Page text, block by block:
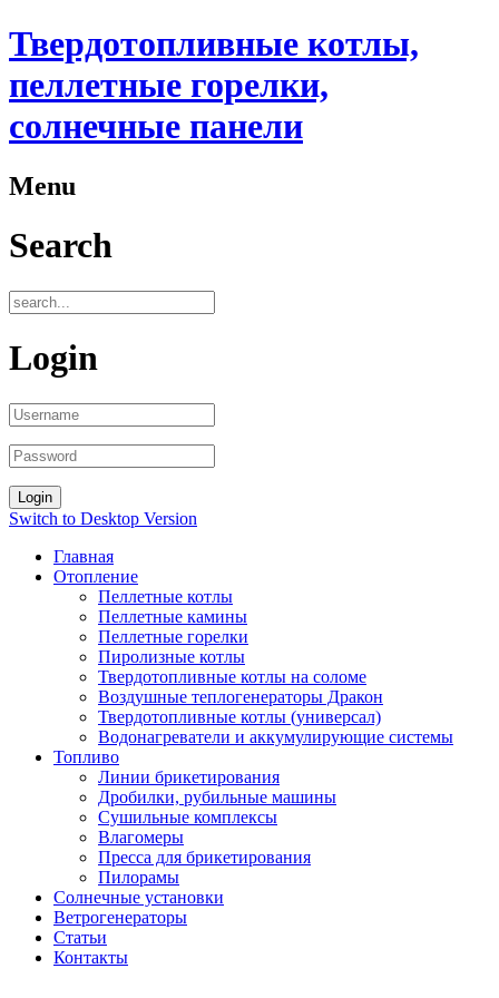
Твердотопливные котлы,
пеллетные горелки,
солнечные панели
Menu
Search
Login
Switch to Desktop Version
Главная
Отопление
Пеллетные котлы
Пеллетные камины
Пеллетные горелки
Пиролизные котлы
Твердотопливные котлы на соломе
Воздушные теплогенераторы Дракон
Твердотопливные котлы (универсал)
Водонагреватели и аккумулирующие системы
Топливо
Линии брикетирования
Дробилки, рубильные машины
Сушильные комплексы
Влагомеры
Пресса для брикетирования
Пилорамы
Солнечные установки
Ветрогенераторы
Статьи
Контакты